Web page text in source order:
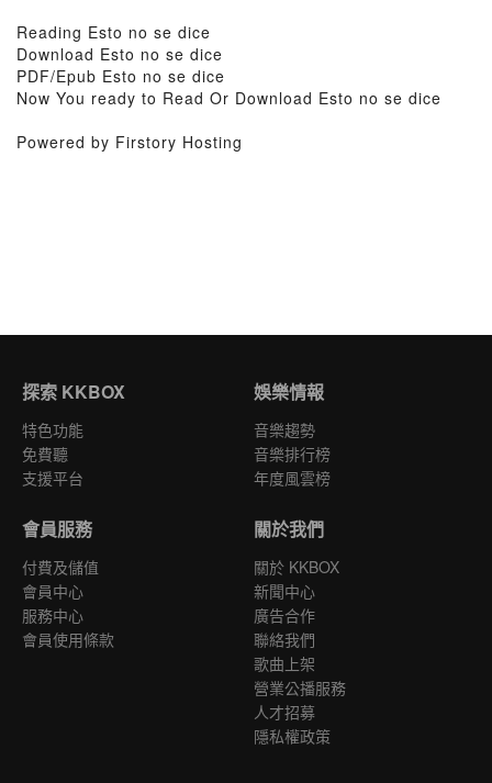
Reading Esto no se dice
Download Esto no se dice
PDF/Epub Esto no se dice
Now You ready to Read Or Download Esto no se dice
Powered by Firstory Hosting
探索 KKBOX
特色功能
免費聽
支援平台
娛樂情報
音樂趨勢
音樂排行榜
年度風雲榜
會員服務
付費及儲值
會員中心
服務中心
會員使用條款
關於我們
關於 KKBOX
新聞中心
廣告合作
聯絡我們
歌曲上架
營業公播服務
人才招募
隱私權政策